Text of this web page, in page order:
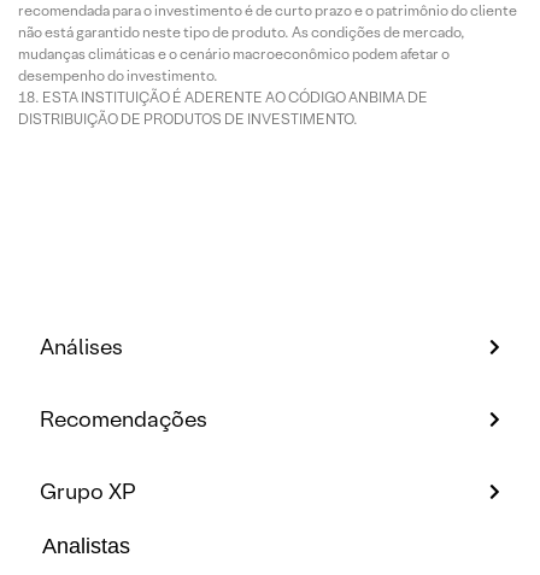
recomendada para o investimento é de curto prazo e o patrimônio do cliente
não está garantido neste tipo de produto. As condições de mercado,
mudanças climáticas e o cenário macroeconômico podem afetar o
desempenho do investimento.
ESTA INSTITUIÇÃO É ADERENTE AO CÓDIGO ANBIMA DE
DISTRIBUIÇÃO DE PRODUTOS DE INVESTIMENTO.
Análises
Recomendações
Grupo XP
Analistas